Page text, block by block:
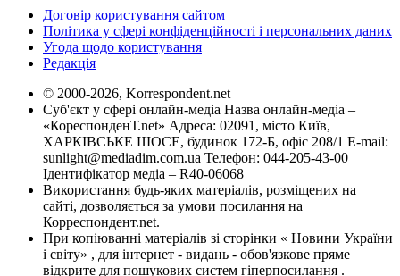
Договір користування сайтом
Політика у сфері конфіденційності і персональних даних
Угода щодо користування
Редакція
© 2000-2026, Korrespondent.net
Суб'єкт у сфері онлайн-медіа Назва онлайн-медіа –
«КореспонденТ.net» Адреса: 02091, місто Київ,
ХАРКІВСЬКЕ ШОСЕ, будинок 172-Б, офіс 208/1 E-mail:
sunlight@mediadim.com.ua Телефон: 044-205-43-00
Ідентифікатор медіа – R40-06068
Використання будь-яких матеріалів, розміщених на
сайті, дозволяється за умови посилання на
Корреспондент.net.
При копіюванні матеріалів зі сторінки « Новини України
і світу» , для інтернет - видань - обов'язкове пряме
відкрите для пошукових систем гіперпосилання .